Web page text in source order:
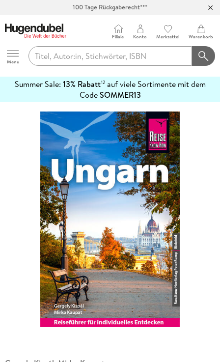
100 Tage Rückgaberecht***
Hugendubel
Menu
Filiale Konto Merkzettel Warenkorb
Summer Sale: 13% Rabatt12auf viele Sortimente mit dem
CodeSOMMER13
erfahren